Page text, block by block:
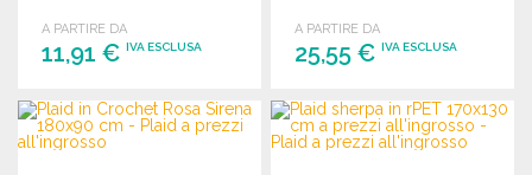
A PARTIRE DA
11,91 € IVA ESCLUSA
ORDINARE
Richiedi un preventivo
A PARTIRE DA
25,55 €IVA ESCLUSA
ORDINARE
Richiedi un preventivo